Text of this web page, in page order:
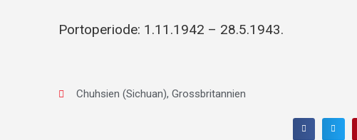
Portoperiode: 1.11.1942 – 28.5.1943.
Chuhsien (Sichuan), Grossbritannien